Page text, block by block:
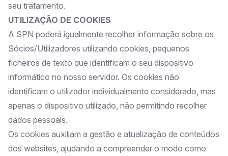
seu tratamento.
UTILIZAÇÃO DE COOKIES
A SPN poderá igualmente recolher informação sobre os
Sócios/Utilizadores utilizando cookies, pequenos
ficheiros de texto que identificam o seu dispositivo
informático no nosso servidor. Os cookies não
identificam o utilizador individualmente considerado, mas
apenas o dispositivo utilizado, não permitindo recolher
dados pessoais.
Os cookies auxiliam a gestão e atualização de conteúdos
dos websites, ajudando a compreender o modo como